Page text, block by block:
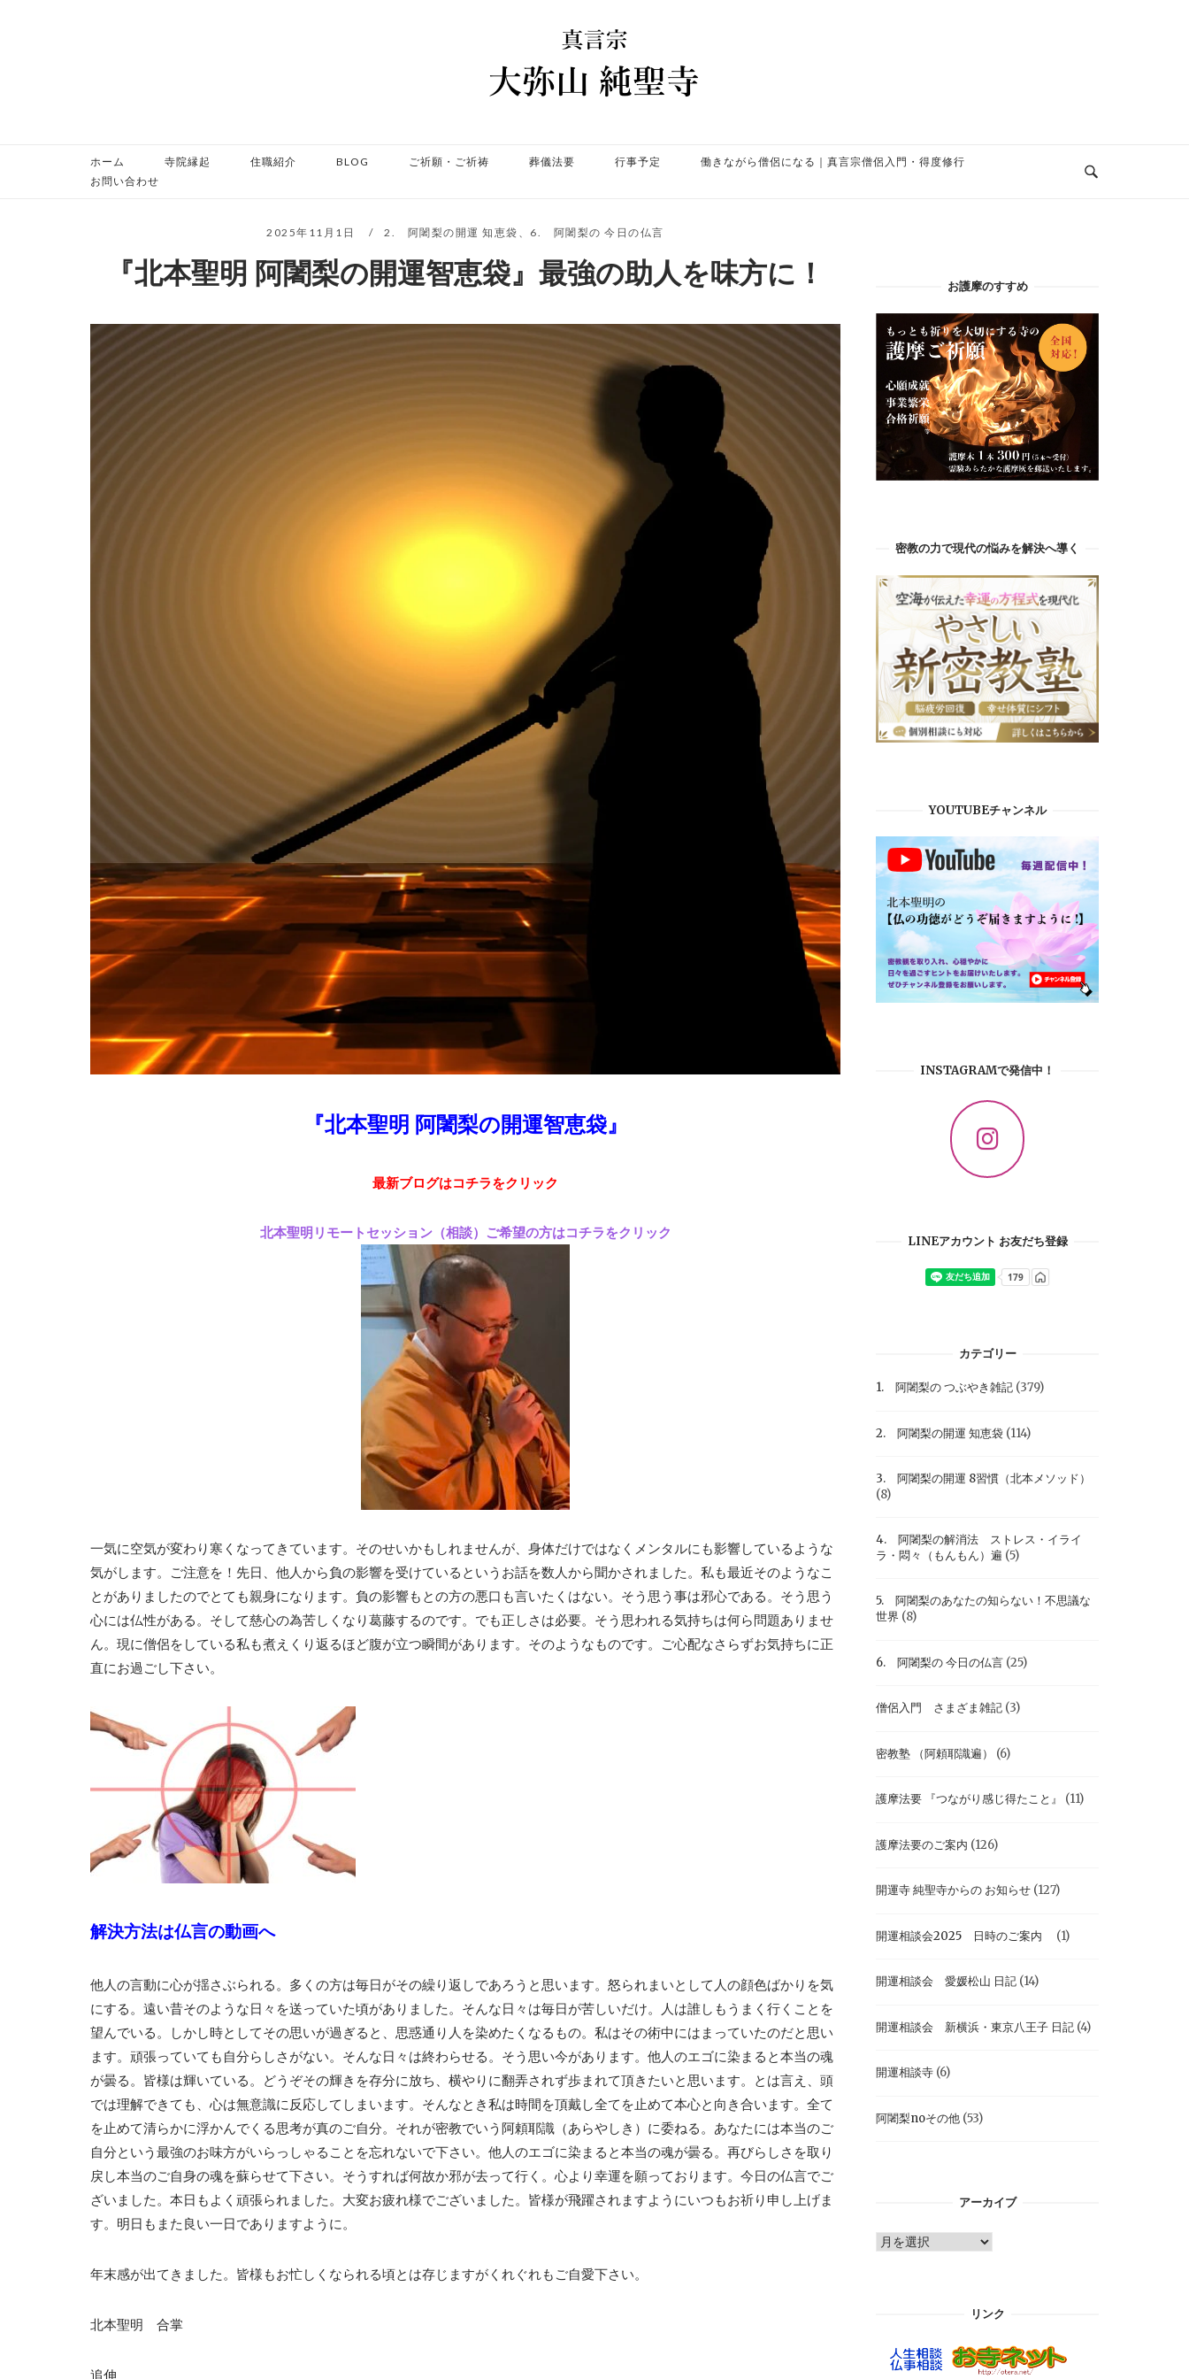
ホーム 寺院縁起 住職紹介 BLOG ご祈願・ご祈祷 葬儀法要 行事予定
働きながら僧侶になる｜真言宗僧侶入門・得度修行
お問い合わせ
2025年11月1日 2. 阿闍梨の開運 知恵袋 、 6. 阿闍梨の 今日の仏言
『北本聖明 阿闍梨の開運智恵袋』最強の助人を味方に！
『北本聖明 阿闍梨の開運智恵袋』
最新ブログはコチラをクリック
北本聖明リモートセッション（相談）ご希望の方はコチラをクリック
一気に空気が変わり寒くなってきています。そのせいかもしれませんが、身体だけではなくメンタルにも影響しているような
気がします。ご注意を！先日、他人から負の影響を受けているというお話を数人から聞かされました。私も最近そのようなこ
とがありましたのでとても親身になります。負の影響もとの方の悪口も言いたくはない。そう思う事は邪心である。そう思う
心には仏性がある。そして慈心の為苦しくなり葛藤するのです。でも正しさは必要。そう思われる気持ちは何ら問題ありませ
ん。現に僧侶をしている私も煮えくり返るほど腹が立つ瞬間があります。そのようなものです。ご心配なさらずお気持ちに正
直にお過ごし下さい。
解決方法は仏言の動画へ
他人の言動に心が揺さぶられる。多くの方は毎日がその繰り返しであろうと思います。怒られまいとして人の顔色ばかりを気
にする。遠い昔そのような日々を送っていた頃がありました。そんな日々は毎日が苦しいだけ。人は誰しもうまく行くことを
望んでいる。しかし時としてその思いが過ぎると、思惑通り人を染めたくなるもの。私はその術中にはまっていたのだと思い
ます。頑張っていても自分らしさがない。そんな日々は終わらせる。そう思い今があります。他人のエゴに染まると本当の魂
が曇る。皆様は輝いている。どうぞその輝きを存分に放ち、横やりに翻弄されず歩まれて頂きたいと思います。とは言え、頭
では理解できても、心は無意識に反応してしまいます。そんなとき私は時間を頂戴し全てを止めて本心と向き合います。全て
を止めて清らかに浮かんでくる思考が真のご自分。それが密教でいう阿頼耶識（あらやしき）に委ねる。あなたには本当のご
自分という最強のお味方がいらっしゃることを忘れないで下さい。他人のエゴに染まると本当の魂が曇る。再びらしさを取り
戻し本当のご自身の魂を蘇らせて下さい。そうすれば何故か邪が去って行く。心より幸運を願っております。今日の仏言でご
ざいました。本日もよく頑張られました。大変お疲れ様でございました。皆様が飛躍されますようにいつもお祈り申し上げま
す。明日もまた良い一日でありますように。
年末感が出てきました。皆様もお忙しくなられる頃とは存じますがくれぐれもご自愛下さい。
北本聖明 合掌
追伸
お護摩のすすめ
密教の力で現代の悩みを解決へ導く
YOUTUBEチャンネル
INSTAGRAMで発信中！
LINEアカウント お友だち登録
カテゴリー
1. 阿闍梨の つぶやき雑記 (379)
2. 阿闍梨の開運 知恵袋 (114)
3. 阿闍梨の開運 8習慣（北本メソッド）
(8)
4. 阿闍梨の解消法 ストレス・イライ
ラ・悶々（もんもん）遍 (5)
5. 阿闍梨のあなたの知らない！不思議な
世界 (8)
6. 阿闍梨の 今日の仏言 (25)
僧侶入門 さまざま雑記 (3)
密教塾 （阿頼耶識遍） (6)
護摩法要 『つながり感じ得たこと』 (11)
護摩法要のご案内 (126)
開運寺 純聖寺からの お知らせ (127)
開運相談会2025 日時のご案内 (1)
開運相談会 愛媛松山 日記 (14)
開運相談会 新横浜・東京八王子 日記 (4)
開運相談寺 (6)
阿闍梨noその他 (53)
アーカイブ
ア
リンク